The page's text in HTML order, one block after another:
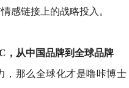
感链接上的战略投入。
，从中国品牌到全球品牌
，那么全球化才是噜咔博士